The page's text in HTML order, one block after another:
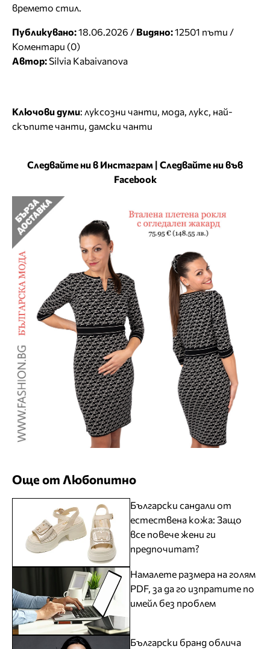
времето стил.
Публикувано:18.06.2026 / Видяно:12501 пъти /
Коментари (0)
Автор:Silvia Kabaivanova
Ключови думи: луксозни чанти, мода, лукс, най-
скъпите чанти, дамски чанти
Следвайте ни в Инстаграм | Следвайте ни във
Facebook
Още от Любопитно
Български сандали от
естествена кожа: Защо
все повече жени ги
предпочитат?
Намалете размера на голям
PDF, за да го изпратите по
имейл без проблем
Български бранд облича